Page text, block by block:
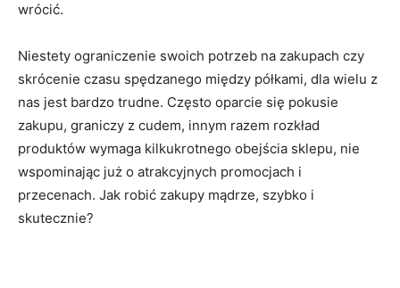
wrócić.
Niestety ograniczenie swoich potrzeb na zakupach czy
skrócenie czasu spędzanego między półkami, dla wielu z
nas jest bardzo trudne. Często oparcie się pokusie
zakupu, graniczy z cudem, innym razem rozkład
produktów wymaga kilkukrotnego obejścia sklepu, nie
wspominając już o atrakcyjnych promocjach i
przecenach. Jak robić zakupy mądrze, szybko i
skutecznie?